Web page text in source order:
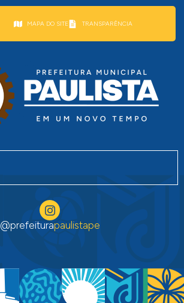
MAPA DO SITE TRANSPARÊNCIA
@prefeiturapaulistape